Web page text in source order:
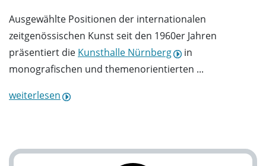
Ausgewählte Positionen der internationalen
zeitgenössischen Kunst seit den 1960er Jahren
präsentiert die Kunsthalle Nürnberg
in
monografischen und themenorientierten ...
weiterlesen